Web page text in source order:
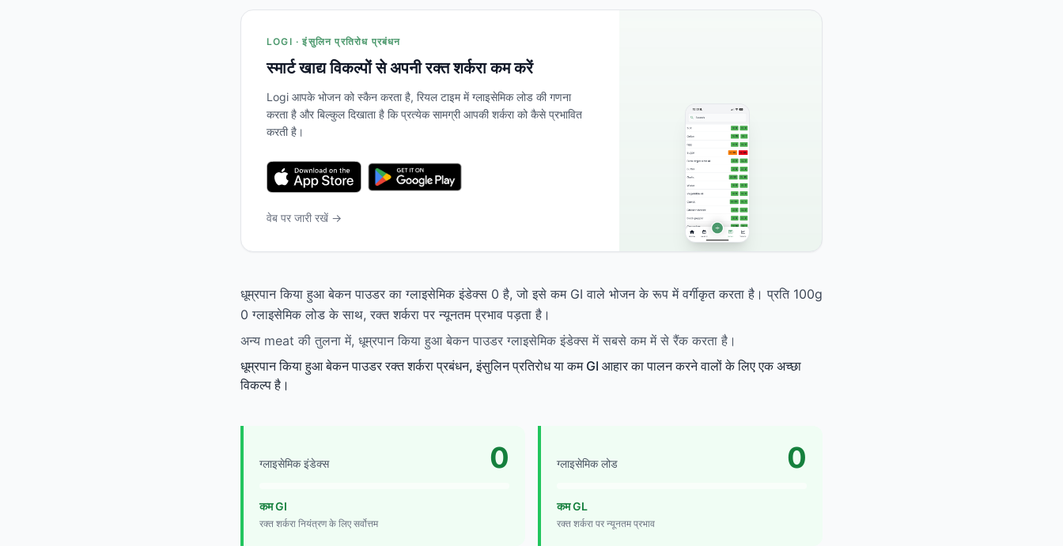
LOGI · इंसुलिन प्रतिरोध प्रबंधन
स्मार्ट खाद्य विकल्पों से अपनी रक्त शर्करा कम करें
Logi आपके भोजन को स्कैन करता है, रियल टाइम में ग्लाइसेमिक लोड की गणना
करता है और बिल्कुल दिखाता है कि प्रत्येक सामग्री आपकी शर्करा को कैसे प्रभावित
करती है।
वेब पर जारी रखें →
धूम्रपान किया हुआ बेकन पाउडर का ग्लाइसेमिक इंडेक्स 0 है, जो इसे कम GI वाले भोजन के रूप में वर्गीकृत करता है। प्रति 100g
0 ग्लाइसेमिक लोड के साथ, रक्त शर्करा पर न्यूनतम प्रभाव पड़ता है।
अन्य meat की तुलना में, धूम्रपान किया हुआ बेकन पाउडर ग्लाइसेमिक इंडेक्स में सबसे कम में से रैंक करता है।
धूम्रपान किया हुआ बेकन पाउडर रक्त शर्करा प्रबंधन, इंसुलिन प्रतिरोध या कम GI आहार का पालन करने वालों के लिए एक अच्छा
विकल्प है।
ग्लाइसेमिक इंडेक्स 0
कम GI
रक्त शर्करा नियंत्रण के लिए सर्वोत्तम
ग्लाइसेमिक लोड 0
कम GL
रक्त शर्करा पर न्यूनतम प्रभाव